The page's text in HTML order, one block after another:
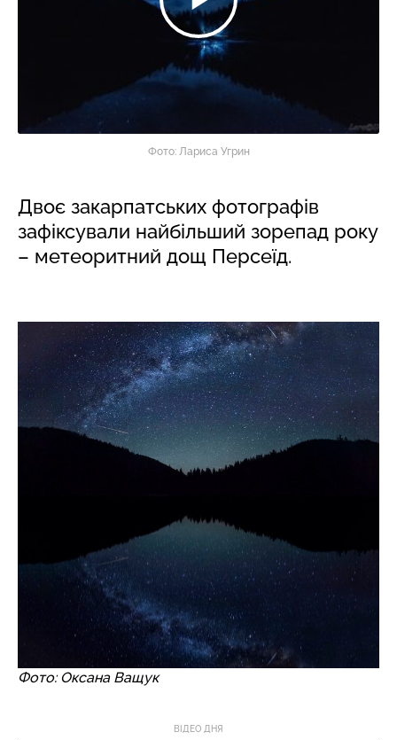
Фото: Лариса Угрин
Двоє закарпатських фотографів
зафіксували найбільший зорепад року
– метеоритний дощ Персеїд.
Фото: Оксана Ващук
ВІДЕО ДНЯ